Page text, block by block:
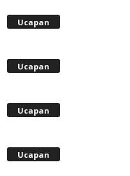
Ucapan
Ucapan
Ucapan
Ucapan